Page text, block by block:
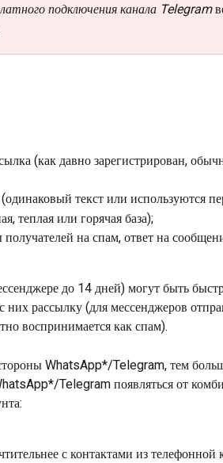
подключения канала Telegram
(как давно зарегистрирован,
текст или используются
теплая или горячая база);
на спам, ответ на
до 14 дней) могут быть
них рассылку (для мессенджеров
воспринимается как спам).
WhatsApp*/Telegram, тем
Telegram появляться от
с контактами из